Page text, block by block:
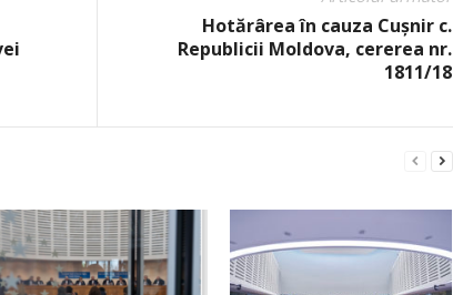
Hotărârea în cauza Cuşnir c.
Republicii Moldova, cererea nr.
1811/18